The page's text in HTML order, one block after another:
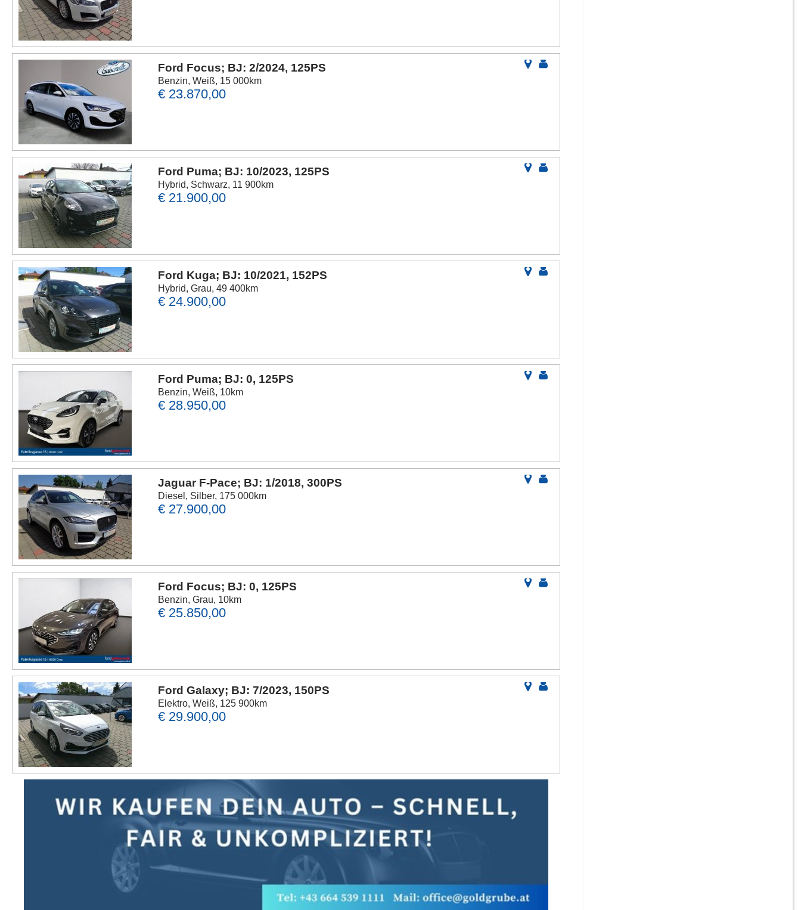
Ford Focus; BJ: 2/2024, 125PS
Benzin, Weiß, 15 000km
€ 23.870,00
Ford Puma; BJ: 10/2023, 125PS
Hybrid, Schwarz, 11 900km
€ 21.900,00
Ford Kuga; BJ: 10/2021, 152PS
Hybrid, Grau, 49 400km
€ 24.900,00
Ford Puma; BJ: 0, 125PS
Benzin, Weiß, 10km
€ 28.950,00
Jaguar F-Pace; BJ: 1/2018, 300PS
Diesel, Silber, 175 000km
€ 27.900,00
Ford Focus; BJ: 0, 125PS
Benzin, Grau, 10km
€ 25.850,00
Ford Galaxy; BJ: 7/2023, 150PS
Elektro, Weiß, 125 900km
€ 29.900,00